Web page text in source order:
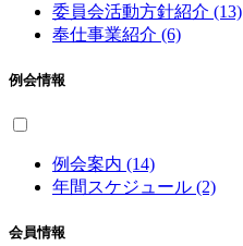
委員会活動方針紹介 (13)
奉仕事業紹介 (6)
例会情報
例会案内 (14)
年間スケジュール (2)
会員情報